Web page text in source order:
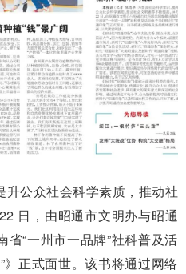
升公众社会科学素质，推动社
日，由昭通市文明办与昭通
“一州市一品牌”社科普及活
》正式面世。该书将通过网络